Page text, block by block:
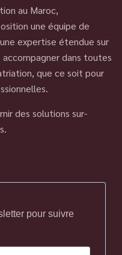
au Maroc,
une équipe de
expertise étendue sur
accompagner dans toutes
que ce soit pour
des solutions sur-
pour suivre